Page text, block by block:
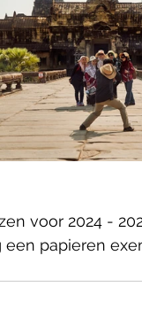
voor 2024 -
een papieren